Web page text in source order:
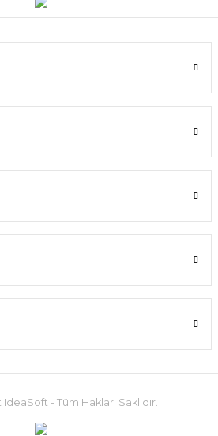
- Tüm Hakları Saklıdır.